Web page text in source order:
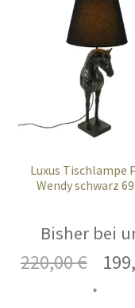
Luxus Tischlampe
Wendy schwarz
Bisher bei
220,00€
Preis
*